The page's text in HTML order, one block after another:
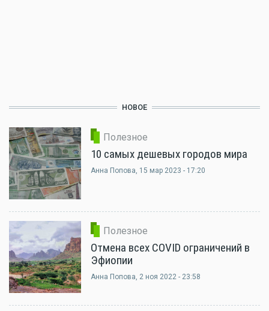
НОВОЕ
Полезное
10 самых дешевых городов мира
Анна Попова, 15 мар 2023 - 17:20
Полезное
Отмена всех COVID ограничений в
Эфиопии
Анна Попова, 2 ноя 2022 - 23:58